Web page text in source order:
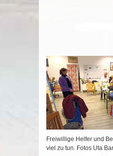
Freiwillige Helfer und
viel zu tun. Fotos Uta